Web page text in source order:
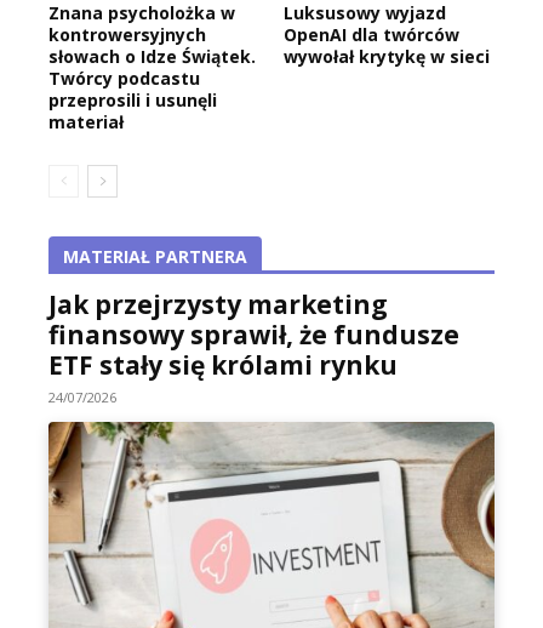
Znana psycholożka w
kontrowersyjnych
słowach o Idze Świątek.
Twórcy podcastu
przeprosili i usunęli
materiał
Luksusowy wyjazd
OpenAI dla twórców
wywołał krytykę w sieci
MATERIAŁ PARTNERA
Jak przejrzysty marketing
finansowy sprawił, że fundusze
ETF stały się królami rynku
24/07/2026